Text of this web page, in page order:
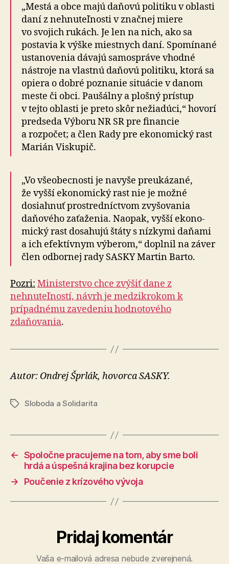
„Mestá a obce majú daňovú politiku v oblasti
daní z ne­hnu­teľ­nosti v značnej miere
vo svojich rukách. Je len na nich, ako sa
postavia k výške miestnych daní. Spomínané
ustanovenia dávajú samospráve vhodné
nástroje na vlastnú daňovú politiku, ktorá sa
opiera o dobré poznanie situácie v danom
meste či obci. Paušálny a plošný prístup
v tejto oblasti je preto skôr nežiadúci,“ hovorí
predseda Výboru NR SR pre financie
a rozpočet; a člen Rady pre ekonomický rast
Marián Viskupič.
„Vo všeobecnosti je navyše preukázané,
že vyšší eko­no­mický rast nie je možné
dosiahnuť prostredníctvom zvyšovania
daňového zaťaženia. Naopak, vyšší eko­no­
mický rast dosahujú štáty s nízkymi daňami
a ich efektívnym výberom,“ doplnil na záver
člen odbornej rady SASKY Martin Barto.
Pozri: Ministerstvo chce zvýšiť dane z
nehnuteľností, návrh je medzikrokom k
prípadnému zavedeniu hodnotového
zdaňovania.
Autor: Ondrej Šprlák, hovorca SASKY.
ZnačkySloboda a Solidarita
← Spoločne pracujeme na tom, aby sme boli
hrdá a úspešná krajina bez korupcie
→
Poučenie z krízového vývoja
Pridaj komentár
Vaša e-mailová adresa nebude zverejnená.